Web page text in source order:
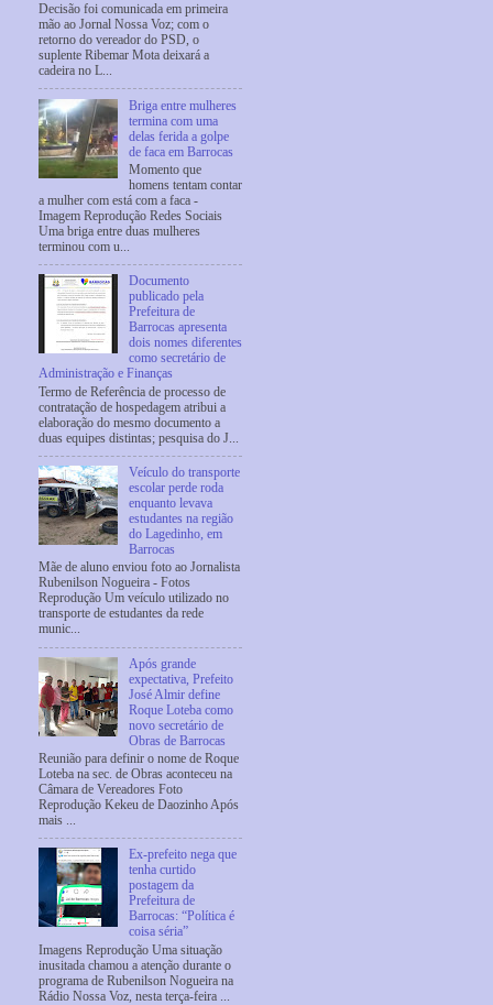
Decisão foi comunicada em primeira
mão ao Jornal Nossa Voz; com o
retorno do vereador do PSD, o
suplente Ribemar Mota deixará a
cadeira no L...
Briga entre mulheres
termina com uma
delas ferida a golpe
de faca em Barrocas
Momento que
homens tentam contar
a mulher com está com a faca -
Imagem Reprodução Redes Sociais
Uma briga entre duas mulheres
terminou com u...
Documento
publicado pela
Prefeitura de
Barrocas apresenta
dois nomes diferentes
como secretário de
Administração e Finanças
Termo de Referência de processo de
contratação de hospedagem atribui a
elaboração do mesmo documento a
duas equipes distintas; pesquisa do J...
Veículo do transporte
escolar perde roda
enquanto levava
estudantes na região
do Lagedinho, em
Barrocas
Mãe de aluno enviou foto ao Jornalista
Rubenilson Nogueira - Fotos
Reprodução Um veículo utilizado no
transporte de estudantes da rede
munic...
Após grande
expectativa, Prefeito
José Almir define
Roque Loteba como
novo secretário de
Obras de Barrocas
Reunião para definir o nome de Roque
Loteba na sec. de Obras aconteceu na
Câmara de Vereadores Foto
Reprodução Kekeu de Daozinho Após
mais ...
Ex-prefeito nega que
tenha curtido
postagem da
Prefeitura de
Barrocas: “Política é
coisa séria”
Imagens Reprodução Uma situação
inusitada chamou a atenção durante o
programa de Rubenilson Nogueira na
Rádio Nossa Voz, nesta terça-feira ...